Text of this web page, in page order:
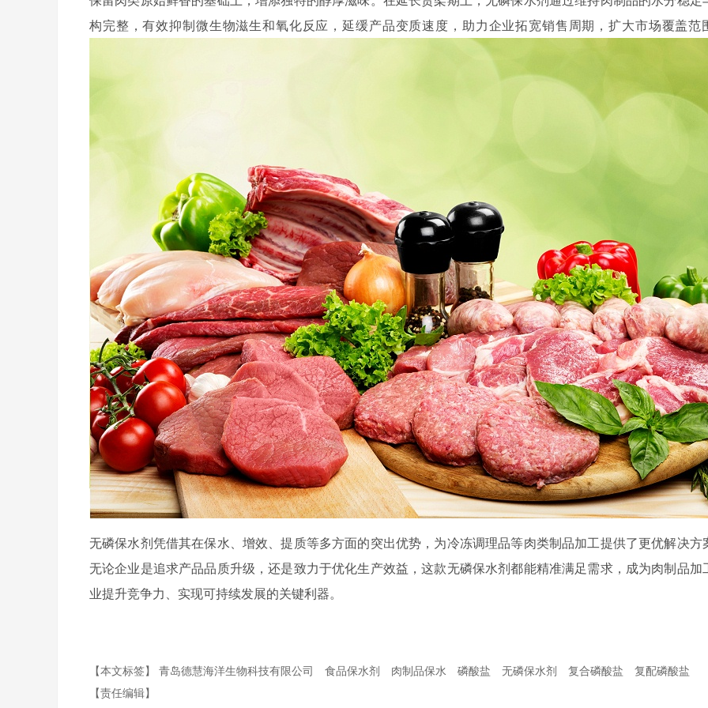
构完整，有效抑制微生物滋生和氧化反应，延缓产品变质速度，助力企业拓宽销售周期，扩大市场覆盖范
无磷保水剂凭借其在保水、增效、提质等多方面的突出优势，为冷冻调理品等肉类制品加工提供了更优解决方
无论企业是追求产品品质升级，还是致力于优化生产效益，这款无磷保水剂都能精准满足需求，成为肉制品加
业提升竞争力、实现可持续发展的关键利器。
【本文标签】 青岛德慧海洋生物科技有限公司 食品保水剂 肉制品保水 磷酸盐 无磷保水剂 复合磷酸盐
复配磷酸盐
【责任编辑】